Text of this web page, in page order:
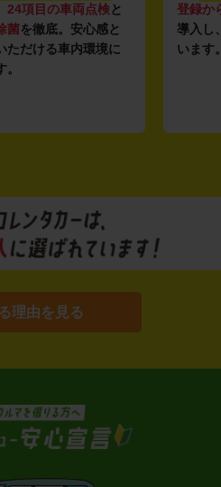
24項目の車両点検と
菌を徹底。安心感と
ただける車内環境に
登録か
導入し
います
理由を見る